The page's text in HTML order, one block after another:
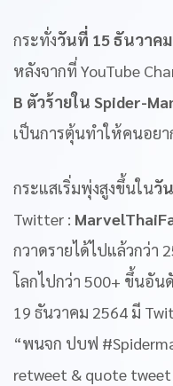
กระทั่งวันที่ 15 ธันวาค
หลังจากที่ YouTube
B ตัวร้ายใน Spider-
เป็นการตุ้นทำให้คนอยา
กระแสเริ่มพุ่งสูงขึ้นในวั
Twitter :
กวาดรายได้ไปแล้วกว่า
โลกไปกว่า 500+ ขึ้นอัน
19 ธันวาคม 2564 มี
“พนจก ปบฟ
retweet & quote